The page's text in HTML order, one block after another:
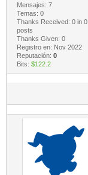
Mensajes: 7
Temas: 0
Thanks Received: 0in 0
posts
Thanks Given: 0
Registro en: Nov 2022
Reputación: 0
Bits: $122.2